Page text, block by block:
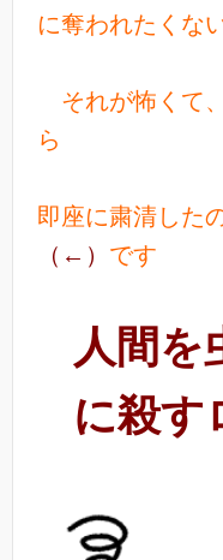
に奪われたくな
それが怖くて
ら
即座に粛清した
（←） です
人間を
に殺す